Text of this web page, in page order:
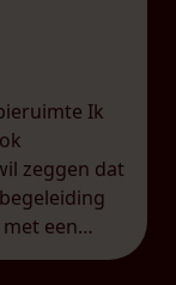
Ik
zeggen dat
een
maakt mijn